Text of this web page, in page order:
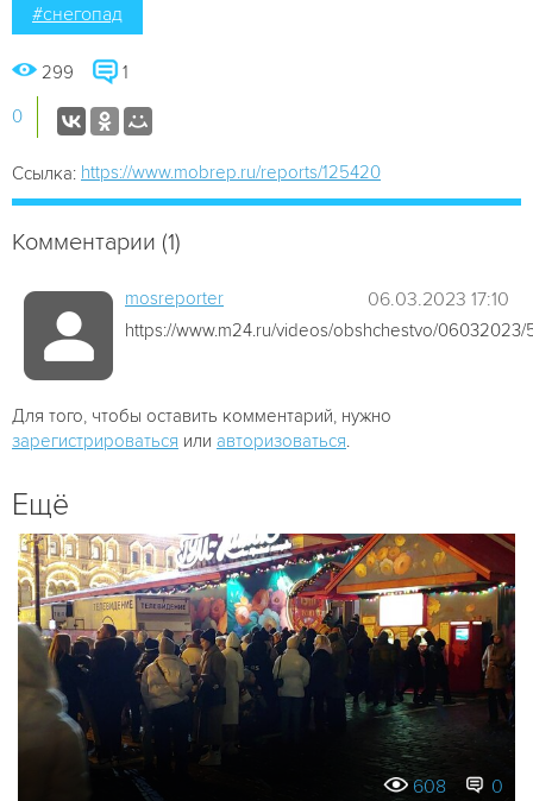
#снегопад
299 1
0
Ссылка: https://www.mobrep.ru/reports/125420
Комментарии (1)
mosreporter 06.03.2023 17:10
https://www.m24.ru/videos/obshchestvo/06032023/
Для того, чтобы оставить комментарий, нужно
зарегистрироваться или авторизоваться
Ещё
608 0